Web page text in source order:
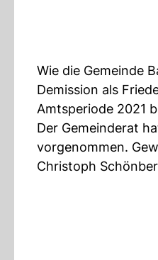
Wie die Gemeinde
Demission als
Amtsperiode 2021
Der Gemeinderat
vorgenommen.
Christoph